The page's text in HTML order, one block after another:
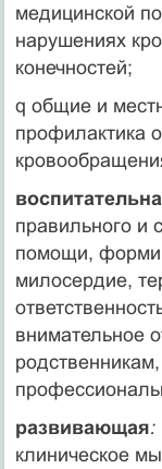
медицинской
нарушениях
конечностей;
q общие и
профилактика
правильного и
помощи,
милосердие,
внимательное
развивающая:
клиническое